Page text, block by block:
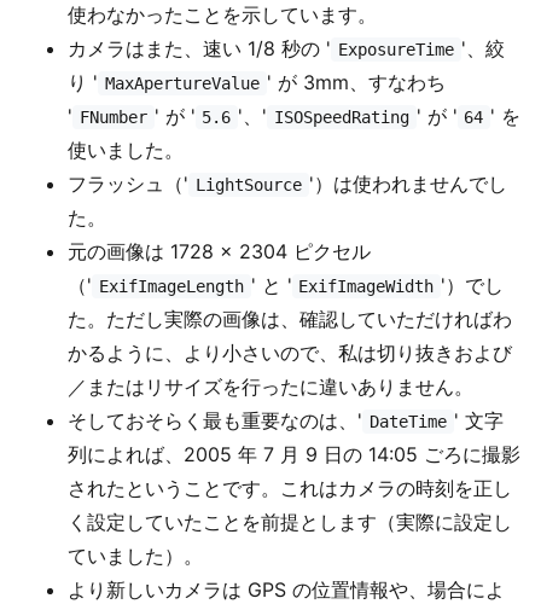
使わなかったことを示しています。
カメラはまた、速い 1/8 秒の ' ExposureTime '、絞
り ' MaxApertureValue ' が 3mm、すなわち
' FNumber ' が ' 5.6 '、' ISOSpeedRating ' が ' 64 ' を
使いました。
フラッシュ（' LightSource '）は使われませんでし
た。
元の画像は 1728 × 2304 ピクセル
（' ExifImageLength ' と ' ExifImageWidth '）でし
た。ただし実際の画像は、確認していただければわ
かるように、より小さいので、私は切り抜きおよび
／またはリサイズを行ったに違いありません。
そしておそらく最も重要なのは、' DateTime ' 文字
列によれば、2005 年 7 月 9 日の 14:05 ごろに撮影
されたということです。これはカメラの時刻を正し
く設定していたことを前提とします（実際に設定し
ていました）。
より新しいカメラは GPS の位置情報や、場合によ